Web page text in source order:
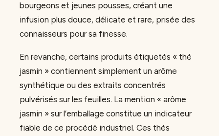
bourgeons et jeunes pousses, créant une
infusion plus douce, délicate et rare, prisée des
connaisseurs pour sa finesse.
En revanche, certains produits étiquetés « thé
jasmin » contiennent simplement un arôme
synthétique ou des extraits concentrés
pulvérisés sur les feuilles. La mention « arôme
jasmin » sur l’emballage constitue un indicateur
fiable de ce procédé industriel. Ces thés